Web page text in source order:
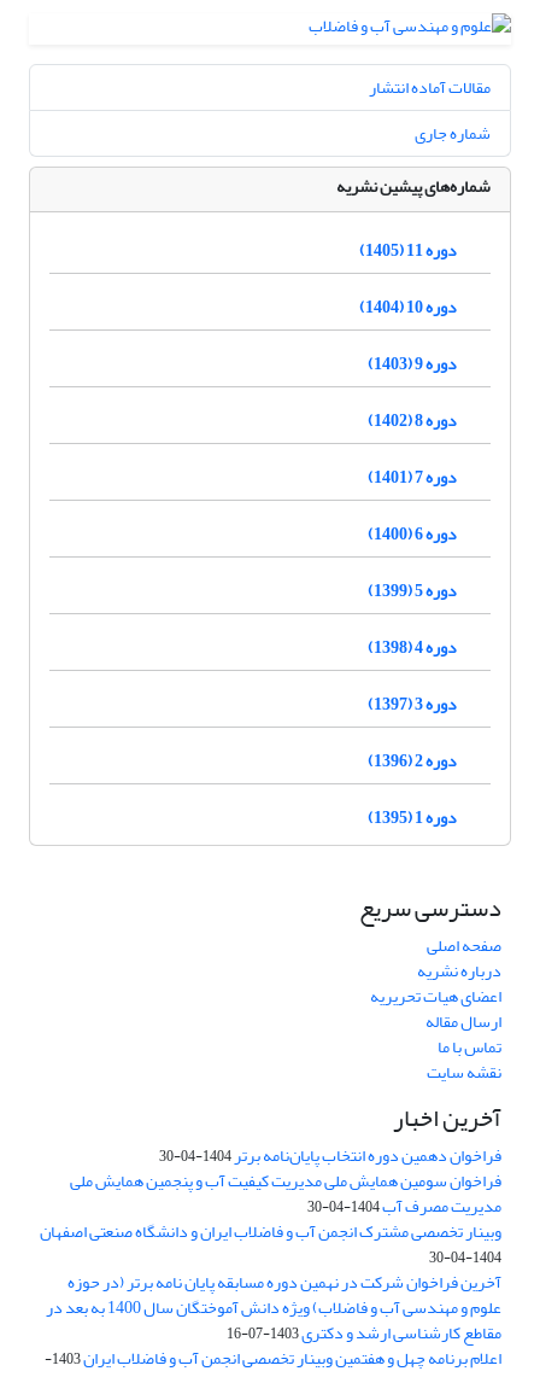
مقالات آماده انتشار
شماره جاری
شماره‌های پیشین نشریه
دوره 11 (1405)
دوره 10 (1404)
دوره 9 (1403)
دوره 8 (1402)
دوره 7 (1401)
دوره 6 (1400)
دوره 5 (1399)
دوره 4 (1398)
دوره 3 (1397)
دوره 2 (1396)
دوره 1 (1395)
دسترسی سریع
صفحه اصلی
درباره نشریه
اعضای هیات تحریریه
ارسال مقاله
تماس با ما
نقشه سایت
آخرین اخبار
فراخوان دهمین دوره انتخاب پایان‌نامه برتر1404-04-30
فراخوان سومین همایش ملی مدیریت کیفیت آب و پنجمین همایش ملی
مدیریت مصرف آب1404-04-30
وبینار تخصصی مشترک انجمن آب و فاضلاب ایران و دانشگاه صنعتی اصفهان
1404-04-30
آخرین فراخوان شرکت در نهمین دوره مسابقه پایان نامه برتر (در حوزه
علوم و مهندسی آب و فاضلاب) ویژه دانش آموختگان سال 1400 به بعد در
مقاطع کارشناسی ارشد و دکتری1403-07-16
اعلام برنامه چهل و هفتمین وبینار تخصصی انجمن آب و فاضلاب ایران
1403-